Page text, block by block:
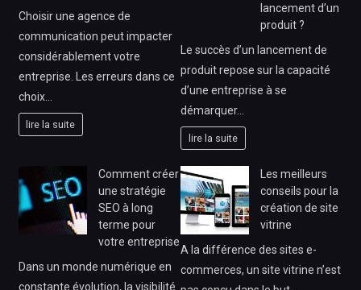
Choisir une agence de
communication peut impacter
considérablement votre
entreprise. Les erreurs dans ce
choix…
lire la suite
lancement d’un
produit ?
Le succès d’un lancement de
produit repose sur la capacité
d’une entreprise à se
démarquer…
lire la suite
Comment créer
une stratégie
SEO à long
terme pour
votre entreprise
Dans un monde numérique en
constante évolution, la visibilité
Les meilleurs
conseils pour la
création de site
vitrine
A la différence des sites e-
commerces, un site vitrine n’est